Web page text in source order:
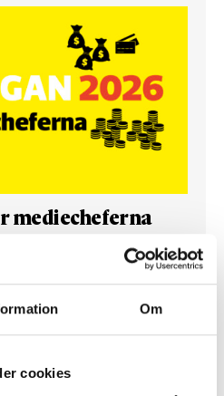
Om
cookies
mediecheferna
mediechefer